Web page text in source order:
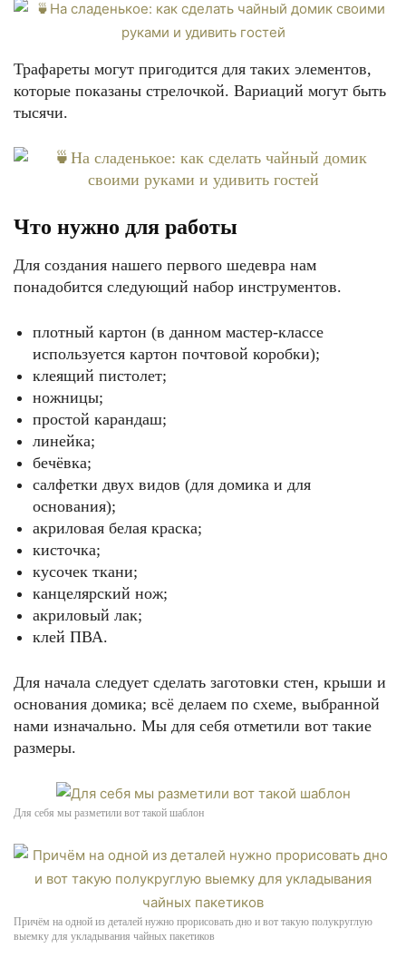
Трафареты могут пригодится для таких элементов,
которые показаны стрелочкой. Вариаций могут быть
тысячи.
Что нужно для работы
Для создания нашего первого шедевра нам
понадобится следующий набор инструментов.
плотный картон (в данном мастер-классе
используется картон почтовой коробки);
клеящий пистолет;
ножницы;
простой карандаш;
линейка;
бечёвка;
салфетки двух видов (для домика и для
основания);
акриловая белая краска;
кисточка;
кусочек ткани;
канцелярский нож;
акриловый лак;
клей ПВА.
Для начала следует сделать заготовки стен, крыши и
основания домика; всё делаем по схеме, выбранной
нами изначально. Мы для себя отметили вот такие
размеры.
Для себя мы разметили вот такой шаблон
Причём на одной из деталей нужно прорисовать дно и вот такую полукруглую
выемку для укладывания чайных пакетиков